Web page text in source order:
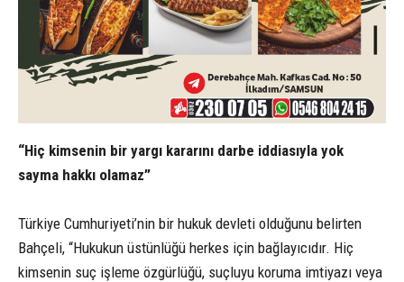
“Hiç kimsenin bir yargı kararını darbe iddiasıyla yok
sayma hakkı olamaz”
Türkiye Cumhuriyeti’nin bir hukuk devleti olduğunu belirten
Bahçeli, “Hukukun üstünlüğü herkes için bağlayıcıdır. Hiç
kimsenin suç işleme özgürlüğü, suçluyu koruma imtiyazı veya